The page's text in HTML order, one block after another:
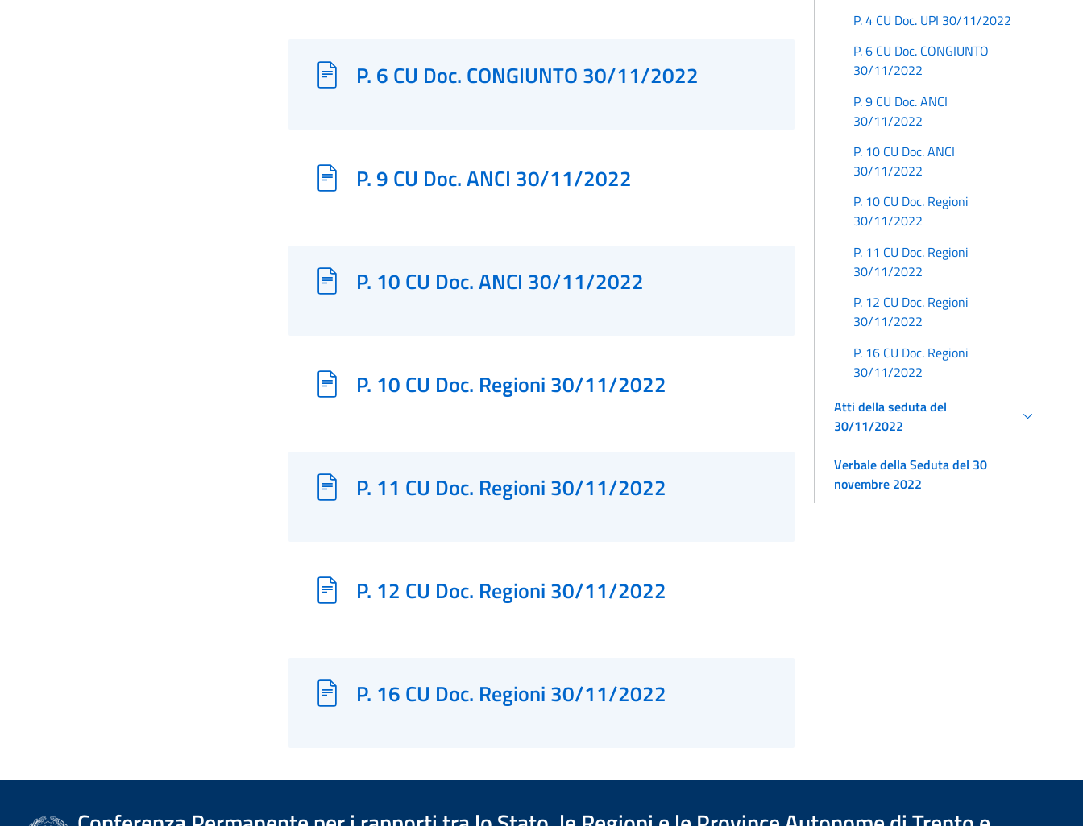
P. 6 CU Doc. CONGIUNTO 30/11/2022
P. 9 CU Doc. ANCI 30/11/2022
P. 10 CU Doc. ANCI 30/11/2022
P. 10 CU Doc. Regioni 30/11/2022
P. 11 CU Doc. Regioni 30/11/2022
P. 12 CU Doc. Regioni 30/11/2022
P. 16 CU Doc. Regioni 30/11/2022
P. 4 CU Doc. UPI 30/11/2022
P. 6 CU Doc. CONGIUNTO
30/11/2022
P. 9 CU Doc. ANCI
30/11/2022
P. 10 CU Doc. ANCI
30/11/2022
P. 10 CU Doc. Regioni
30/11/2022
P. 11 CU Doc. Regioni
30/11/2022
P. 12 CU Doc. Regioni
30/11/2022
P. 16 CU Doc. Regioni
30/11/2022
Atti della seduta del
30/11/2022
Verbale della Seduta del 30
novembre 2022